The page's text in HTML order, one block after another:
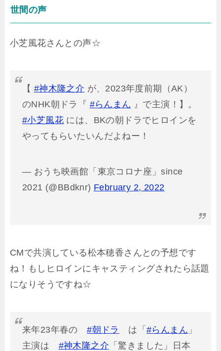
世間の声
小芝風花さんとの声☆
【 #神木隆之介 が、2023年度前期（AK）
のNHK朝ドラ『 #らんまん 』で主演！】。
#小芝風花 には、BKの朝ドラでヒロインを
やってもらいたいんだよねー！
— おうち映画館「東京コロナ座」since
2021 (@BBdknr) February 2, 2022
CMで共演している松本穂香さんとの予想です
ね！もしヒロインにキャスティングされたら話題
になりそうですね☆
来年23年春の#朝ドラ は「#らんまん 」
主演は #神木隆之介 「驚きました」日本